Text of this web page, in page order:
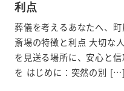
利点
葬儀を考えるあなたへ、町
斎場の特徴と利点 大切な人
を見送る場所に、安心と信
を はじめに：突然の別 […]